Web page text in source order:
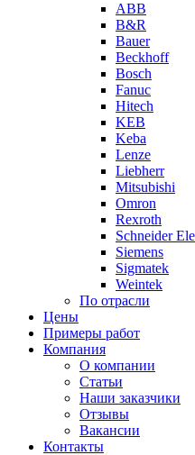
ABB
B&R
Bauer
Beckhoff
Bosch
Fanuc
Hitech
KEB
Keba
Lenze
Liebherr
Mitsubishi
Omron
Rexroth
Schneider
Siemens
Sigmatek
Weintek
По отрасли
Цены
Примеры работ
Компания
О компании
Статьи
Наши заказчики
Отзывы
Вакансии
Контакты